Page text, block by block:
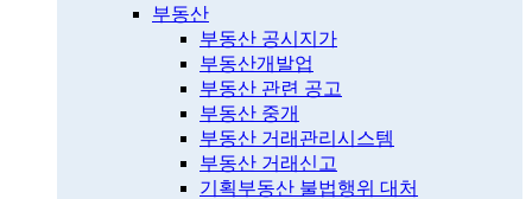
부동산
부동산 공시지가
부동산개발업
부동산 관련 공고
부동산 중개
부동산 거래관리시스템
부동산 거래신고
기획부동산 불법행위 대처